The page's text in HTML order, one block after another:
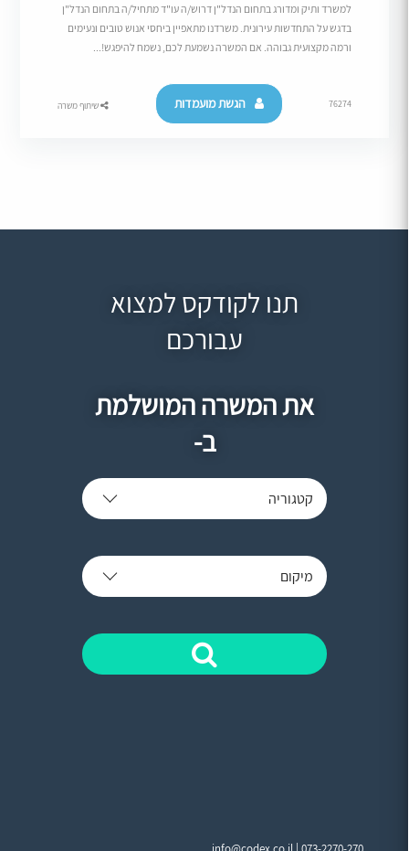
למשרד ותיק ומדורג בתחום הנדל"ן דרוש/ה עו"ד מתחיל/ה בתחום הנדל"ן
בדגש על התחדשות עירונית. משרדנו מתאפיין ביחסי אנוש טובים ונעימים
ורמה מקצועית גבוהה. אם המשרה נשמעת לכם, נשמח להיפגש!...
76274 הגשת מועמדות שיתוף משרה
תנו לקודקס למצוא
עבורכם
את המשרה המושלמת
ב-
קטגוריה
מיקום